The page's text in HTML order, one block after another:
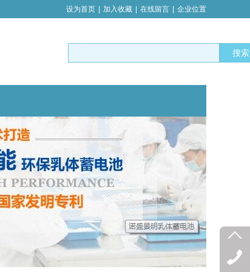
搜索
设为首页 加入收藏 在线留言 企业位置